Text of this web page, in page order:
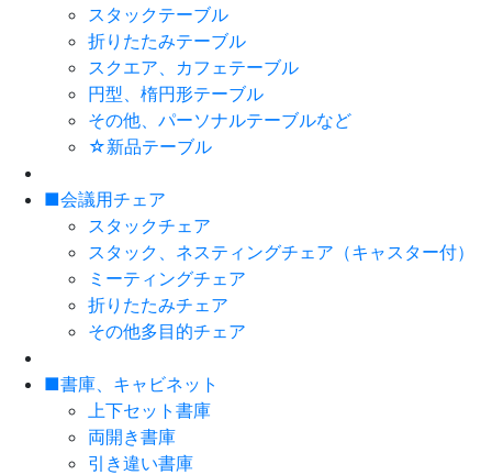
スタックテーブル
折りたたみテーブル
スクエア、カフェテーブル
円型、楕円形テーブル
その他、パーソナルテーブルなど
☆新品テーブル
■会議用チェア
スタックチェア
スタック、ネスティングチェア（キャスター付）
ミーティングチェア
折りたたみチェア
その他多目的チェア
■書庫、キャビネット
上下セット書庫
両開き書庫
引き違い書庫